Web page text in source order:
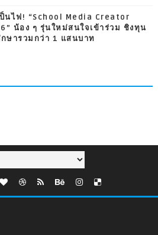
ป็นไฟ! “School Media Creator
น้อง ๆ รุ่นใหม่สนใจเข้าร่วม ชิงทุน
ษารวมกว่า 1 แสนบาท